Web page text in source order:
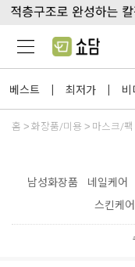
베스트 | 최저가 | 비
홈 화장품/미용 마스크/팩
남성화장품 네일케어
스킨케어